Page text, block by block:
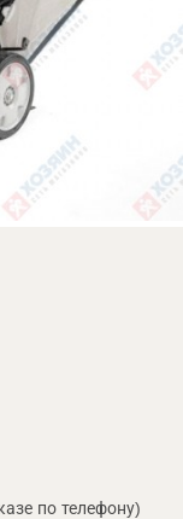
по телефону)